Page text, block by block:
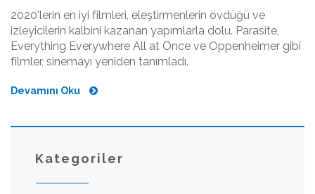
2020'lerin en iyi filmleri, eleştirmenlerin övdüğü ve
izleyicilerin kalbini kazanan yapımlarla dolu. Parasite,
Everything Everywhere All at Once ve Oppenheimer gibi
filmler, sinemayı yeniden tanımladı.
Devamını Oku
Kategoriler